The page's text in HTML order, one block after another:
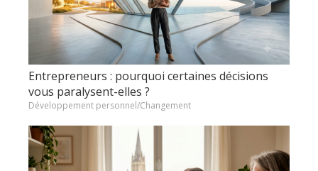
Entrepreneurs : pourquoi certaines décisions
vous paralysent-elles ?
Développement personnel/Changement